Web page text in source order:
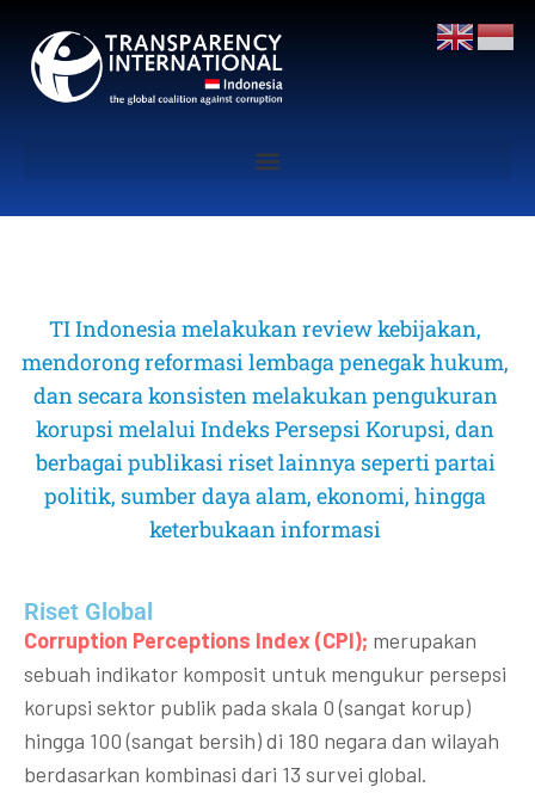
TI Indonesia melakukan review kebijakan,
mendorong reformasi lembaga penegak hukum,
dan secara konsisten melakukan pengukuran
korupsi melalui Indeks Persepsi Korupsi, dan
berbagai publikasi riset lainnya seperti partai
politik, sumber daya alam, ekonomi, hingga
keterbukaan informasi
Riset Global​
Corruption Perceptions Index (CPI); merupakan
sebuah indikator komposit untuk mengukur persepsi
korupsi sektor publik pada skala 0 (sangat korup)
hingga 100 (sangat bersih) di 180 negara dan wilayah
berdasarkan kombinasi dari 13 survei global.